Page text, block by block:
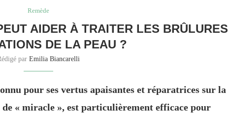
Remède
AIDER À TRAITER LES BRÛLURES
DE LA PEAU ?
par Emilia Biancarelli
pour ses vertus apaisantes et réparatrices sur la
« miracle », est particulièrement efficace pour